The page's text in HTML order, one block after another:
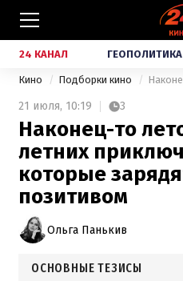
24 КАНАЛ ГЕОПОЛИТИКА
Кино Подборки кино
21 июля, 10:19 3
Наконец-то
летних
которые
позитивом
Ольга Панькив
ОСНОВНЫЕ ТЕЗИСЫ